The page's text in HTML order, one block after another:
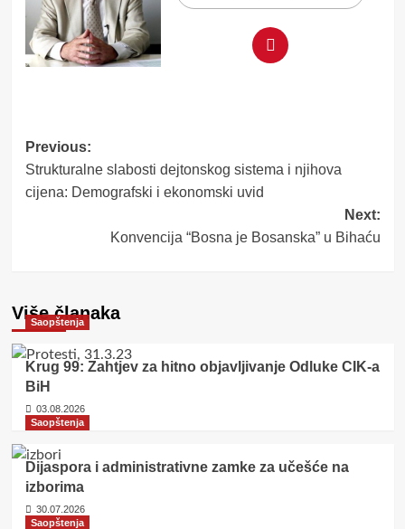
Post
navigation
Previous:
Strukturalne slabosti dejtonskog sistema i njihova
cijena: Demografski i ekonomski uvid
Next:
Konvencija “Bosna je Bosanska” u Bihaću
Više članaka
Saopštenja
Krug 99: Zahtjev za hitno objavljivanje Odluke CIK-a
BiH
03.08.2026
Saopštenja
Dijaspora i administrativne zamke za učešće na
izborima
30.07.2026
Saopštenja